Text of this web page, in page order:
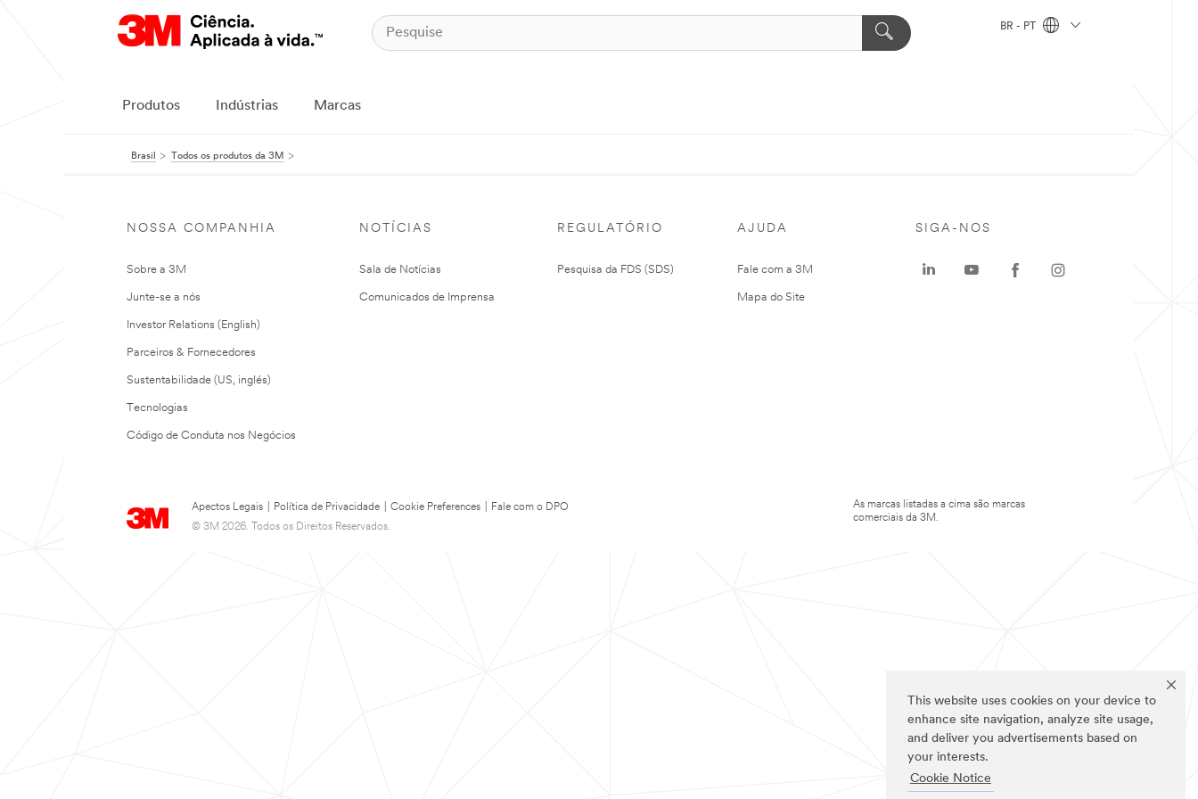
This website uses cookies on your device to
enhance site navigation, analyze site usage,
and deliver you advertisements based on
your interests.
Cookie Notice
BR - PT
Produtos Indústrias Marcas
Brasil Todos os produtos da 3M
NOSSA COMPANHIA
Sobre a 3M
Junte-se a nós
Investor Relations (English)
Parceiros & Fornecedores
Sustentabilidade (US, inglés)
Tecnologias
Código de Conduta nos Negócios
NOTÍCIAS
Sala de Notícias
Comunicados de Imprensa
REGULATÓRIO
Pesquisa da FDS (SDS)
AJUDA
Fale com a 3M
Mapa do Site
Apectos Legais Política de Privacidade Cookie Preferences
Fale com o DPO
© 3M 2026. Todos os Direitos Reservados.
SIGA-NOS
As marcas listadas a cima são marcas
comerciais da 3M.